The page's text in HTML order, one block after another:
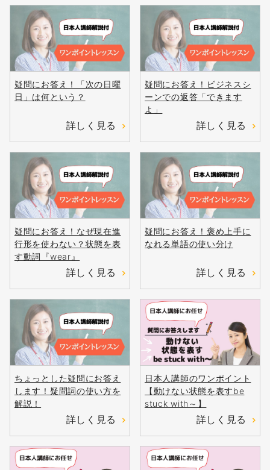
疑問にお答え！「次の日曜
日」は何という？
詳しく見る
疑問にお答え！ビジネスシ
ーンでの返答「できます
よ」
詳しく見る
疑問にお答え！なぜ現在進
行形を使わない？状態を表
す動詞『wear』
詳しく見る
疑問にお答え！褒め上手に
なれる単語の使い分け
詳しく見る
ちょっとした疑問にお答え
します！疑問詞の使い方を
解説！
詳しく見る
日本人講師のワンポイント
【動けない状態を表すbe
stuck with～】
詳しく見る